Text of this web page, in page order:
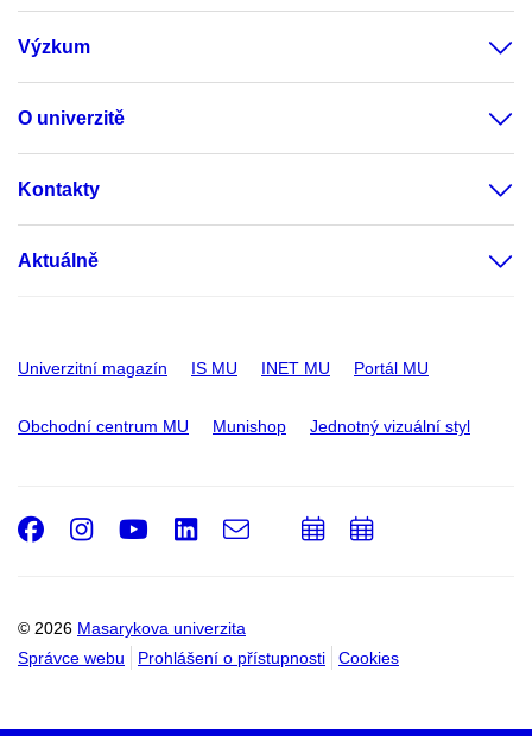
Výzkum
O univerzitě
Kontakty
Aktuálně
Univerzitní magazín IS MU INET MU Portál MU
Obchodní centrum MU Munishop Jednotný vizuální styl
© 2026 Masarykova univerzita
Správce webu
Prohlášení o přístupnosti Cookies
Facebook
Instagram
Youtube
LinkedIn
e-
PřidatPřidat